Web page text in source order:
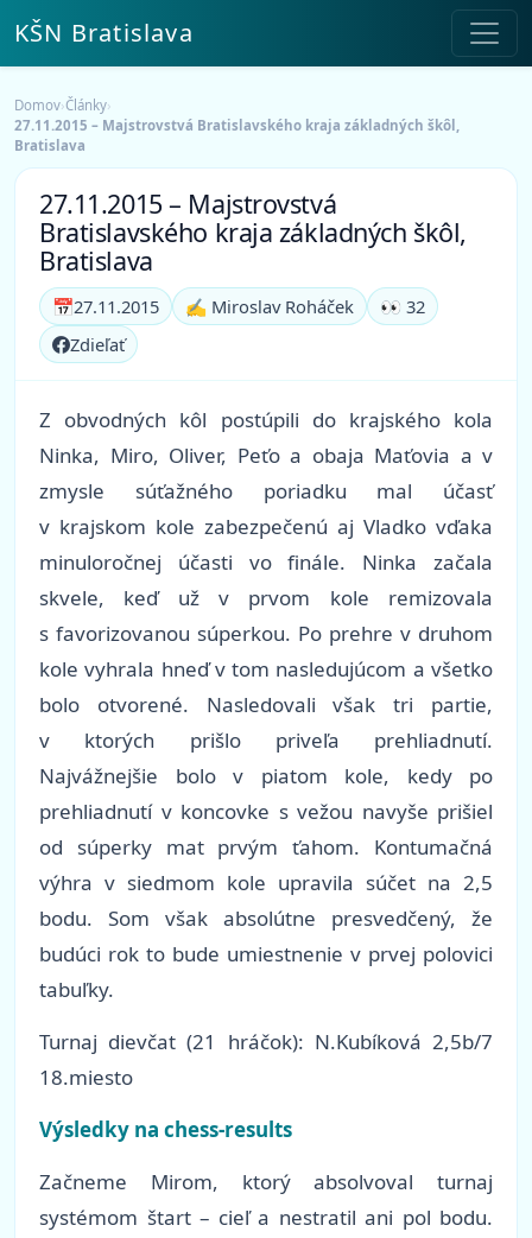
KŠN Bratislava
Domov›Články›
27.11.2015 – Majstrovstvá Bratislavského kraja základných škôl,
Bratislava
27.11.2015 – Majstrovstvá
Bratislavského kraja základných škôl,
Bratislava
📅27.11.2015 ✍️ Miroslav Roháček
👀 32
Zdieľať
Z obvodných kôl postúpili do krajského kola
Ninka, Miro, Oliver, Peťo a obaja Maťovia a v
zmysle súťažného poriadku mal účasť
v krajskom kole zabezpečenú aj Vladko vďaka
minuloročnej účasti vo finále. Ninka začala
skvele, keď už v prvom kole remizovala
s favorizovanou súperkou. Po prehre v druhom
kole vyhrala hneď v tom nasledujúcom a všetko
bolo otvorené. Nasledovali však tri partie,
v ktorých prišlo priveľa prehliadnutí.
Najvážnejšie bolo v piatom kole, kedy po
prehliadnutí v koncovke s vežou navyše prišiel
od súperky mat prvým ťahom. Kontumačná
výhra v siedmom kole upravila súčet na 2,5
bodu. Som však absolútne presvedčený, že
budúci rok to bude umiestnenie v prvej polovici
tabuľky.
Turnaj dievčat (21 hráčok): N.Kubíková 2,5b/7
18.miesto
Výsledky na chess-results
Začneme Mirom, ktorý absolvoval turnaj
systémom štart – cieľ a nestratil ani pol bodu.